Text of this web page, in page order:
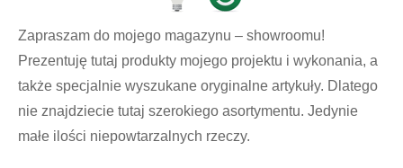
Zapraszam do mojego magazynu – showroomu!
Prezentuję tutaj produkty mojego projektu i wykonania, a
także specjalnie wyszukane oryginalne artykuły. Dlatego
nie znajdziecie tutaj szerokiego asortymentu. Jedynie
małe ilości niepowtarzalnych rzeczy.